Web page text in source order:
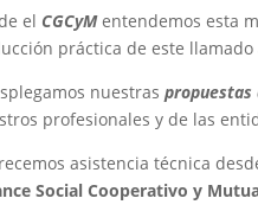
el CGCyMentendemos esta
práctica de este
nuestraspropuestas
profesionales y de las
asistencia técnica
Social Cooperativo y